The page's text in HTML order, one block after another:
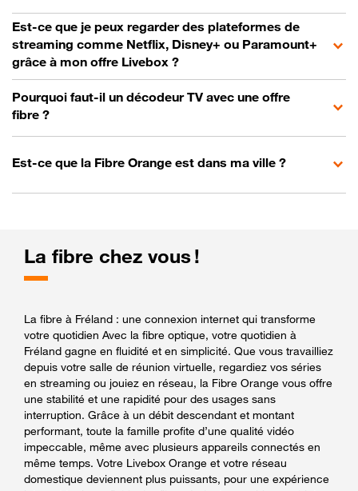
Est-ce que je peux regarder des plateformes de
streaming comme Netflix, Disney+ ou Paramount+
grâce à mon offre Livebox ?
Pourquoi faut-il un décodeur TV avec une offre
fibre ?
Est-ce que la Fibre Orange est dans ma ville ?
La fibre chez vous !
La fibre à Fréland : une connexion internet qui transforme
votre quotidien Avec la fibre optique, votre quotidien à
Fréland gagne en fluidité et en simplicité. Que vous travailliez
depuis votre salle de réunion virtuelle, regardiez vos séries
en streaming ou jouiez en réseau, la Fibre Orange vous offre
une stabilité et une rapidité pour des usages sans
interruption. Grâce à un débit descendant et montant
performant, toute la famille profite d’une qualité vidéo
impeccable, même avec plusieurs appareils connectés en
même temps. Votre Livebox Orange et votre réseau
domestique deviennent plus puissants, pour une expérience